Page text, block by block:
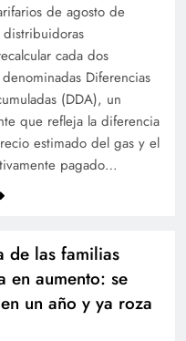
de agosto de
cada dos
denominadas Diferencias
(DDA), un
que refleja la diferencia
estimado del gas y el
pagado…
de las familias
en aumento: se
un año y ya roza